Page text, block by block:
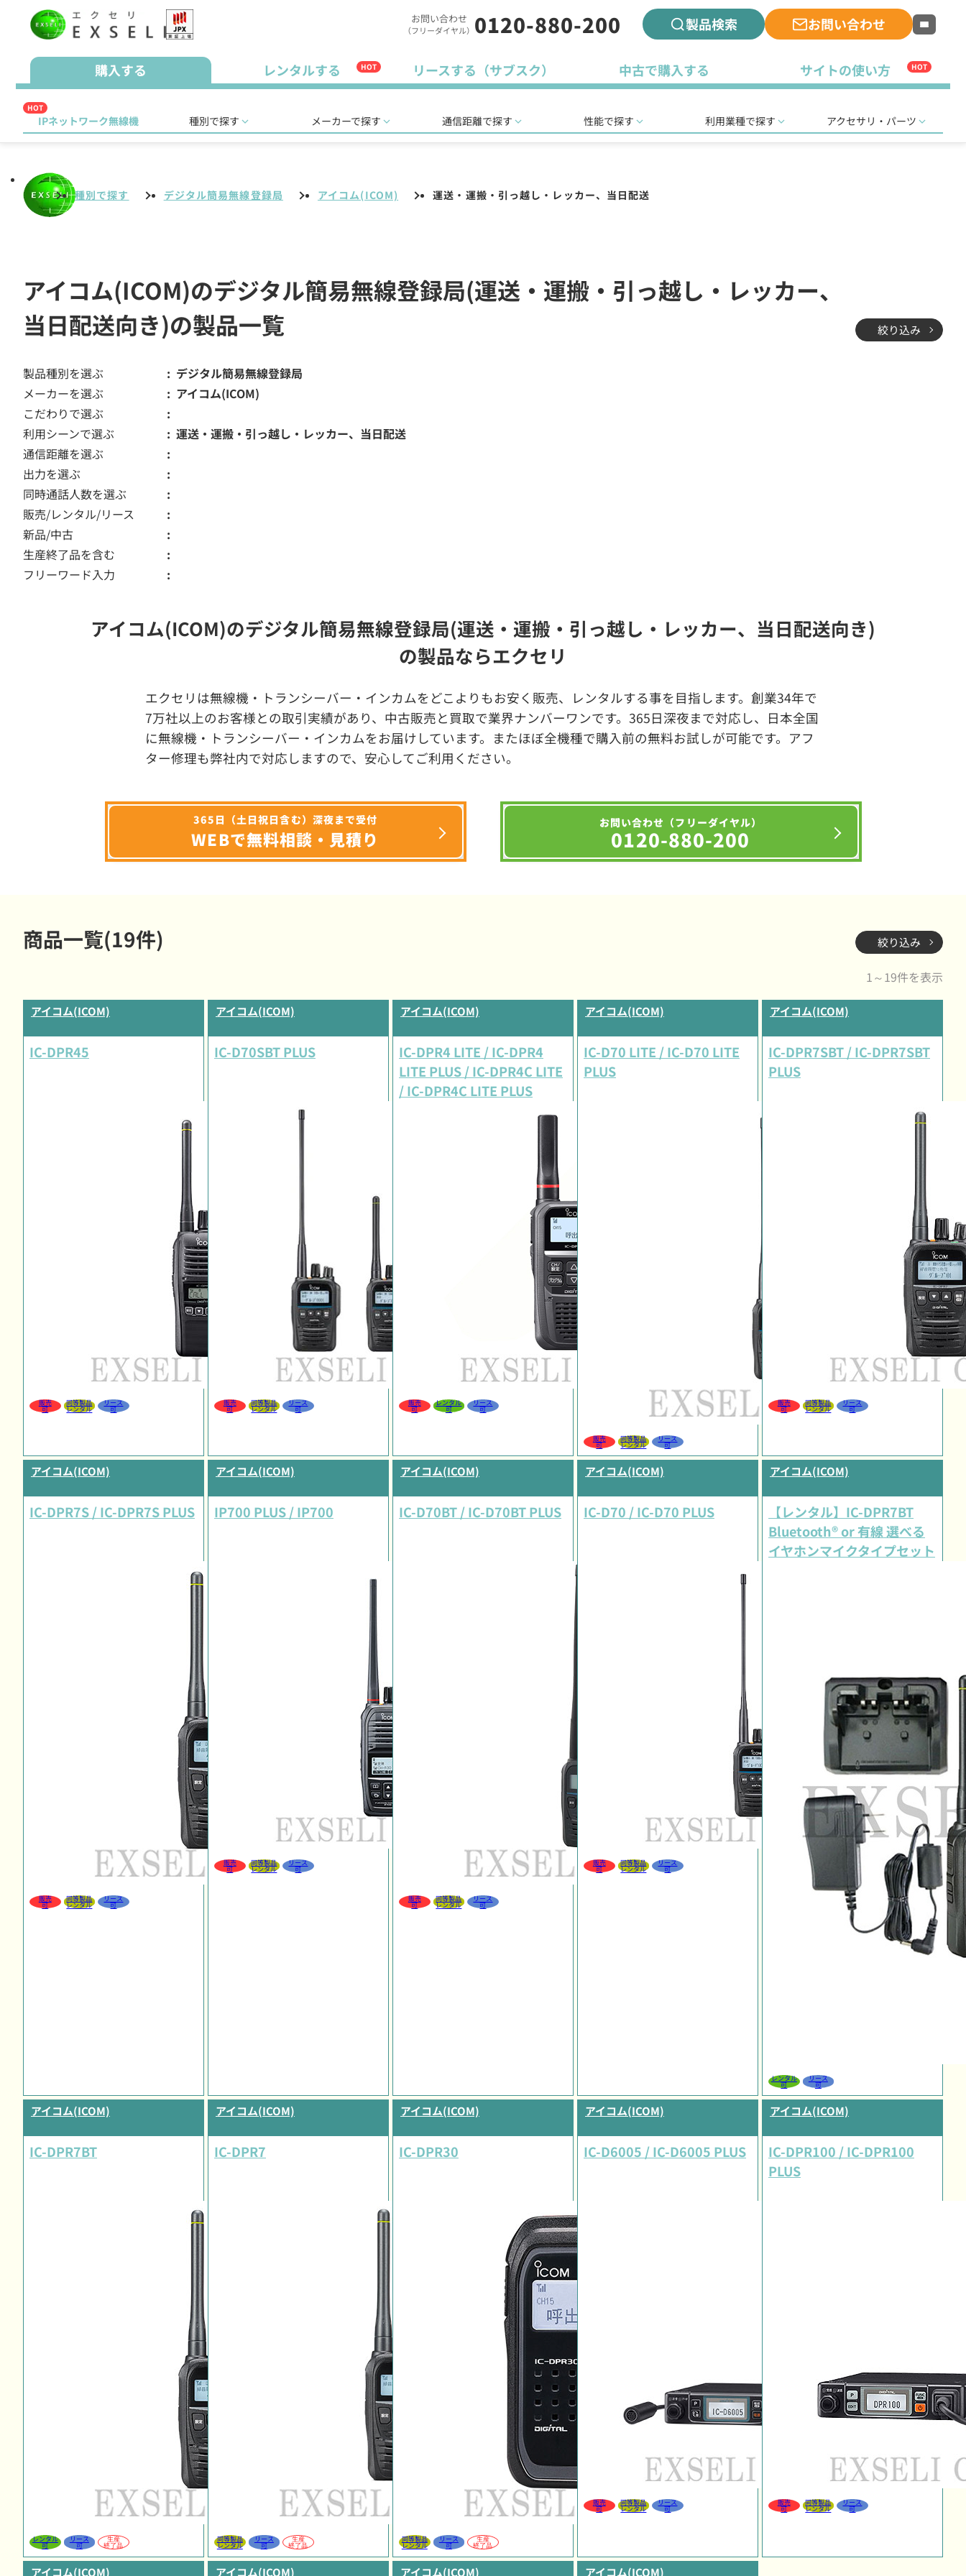
お問い合わせ
（フリーダイヤル） 0120-880-200 製品検索 お問い合わせ
購入する レンタルする HOT リースする（サブスク） 中古で購入する サイトの使い方 HOT
HOT
IPネットワーク無線機 種別で探す メーカーで探す 通信距離で探す 性能で探す 利用業種で探す アクセサリ・パーツ
種別で探す デジタル簡易無線登録局 アイコム(ICOM) 運送・運搬・引っ越し・レッカー、当日配送
アイコム(ICOM)のデジタル簡易無線登録局(運送・運搬・引っ越し・レッカー、
当日配送向き)の製品一覧
絞り込み
製品種別を選ぶ
デジタル簡易無線登録局
メーカーを選ぶ
アイコム(ICOM)
こだわりで選ぶ
利用シーンで選ぶ
運送・運搬・引っ越し・レッカー、当日配送
通信距離を選ぶ
出力を選ぶ
同時通話人数を選ぶ
販売/レンタル/リース
新品/中古
生産終了品を含む
フリーワード入力
アイコム(ICOM)のデジタル簡易無線登録局(運送・運搬・引っ越し・レッカー、当日配送向き)
の製品ならエクセリ
エクセリは無線機・トランシーバー・インカムをどこよりもお安く販売、レンタルする事を目指します。創業34年で
7万社以上のお客様との取引実績があり、中古販売と買取で業界ナンバーワンです。365日深夜まで対応し、日本全国
に無線機・トランシーバー・インカムをお届けしています。またほぼ全機種で購入前の無料お試しが可能です。アフ
ター修理も弊社内で対応しますので、安心してご利用ください。
365日（土日祝日含む）深夜まで受付
WEBで無料相談・見積り
お問い合わせ（フリーダイヤル）
0120-880-200
商品一覧(19件) 絞り込み
1～19件を表示
アイコム(ICOM)
IC-DPR45
販売
可
同等製品
レンタル
リース
可
アイコム(ICOM)
IC-D70SBT PLUS
販売
可
同等製品
レンタル
リース
可
アイコム(ICOM)
IC-DPR4 LITE / IC-DPR4
LITE PLUS / IC-DPR4C LITE
/ IC-DPR4C LITE PLUS
販売
可
レンタル
可
リース
可
アイコム(ICOM)
IC-D70 LITE / IC-D70 LITE
PLUS
販売
可
同等製品
レンタル
リース
可
アイコム(ICOM)
IC-DPR7SBT / IC-DPR7SBT
PLUS
販売
可
同等製品
レンタル
リース
可
アイコム(ICOM)
IC-DPR7S / IC-DPR7S PLUS
販売
可
同等製品
レンタル
リース
可
アイコム(ICOM)
IP700 PLUS / IP700
販売
可
同等製品
レンタル
リース
可
アイコム(ICOM)
IC-D70BT / IC-D70BT PLUS
販売
可
同等製品
レンタル
リース
可
アイコム(ICOM)
IC-D70 / IC-D70 PLUS
販売
可
同等製品
レンタル
リース
可
アイコム(ICOM)
【レンタル】IC-DPR7BT
Bluetooth® or 有線 選べる
イヤホンマイクタイプセット
レンタル
可
リース
可
アイコム(ICOM)
IC-DPR7BT
レンタル
可
リース
可
生産
終了品
アイコム(ICOM)
IC-DPR7
同等製品
レンタル
リース
可
生産
終了品
アイコム(ICOM)
IC-DPR30
同等製品
レンタル
リース
可
生産
終了品
アイコム(ICOM)
IC-D6005 / IC-D6005 PLUS
販売
可
同等製品
レンタル
リース
可
アイコム(ICOM)
IC-DPR100 / IC-DPR100
PLUS
販売
可
同等製品
レンタル
リース
可
アイコム(ICOM) アイコム(ICOM) アイコム(ICOM) アイコム(ICOM)